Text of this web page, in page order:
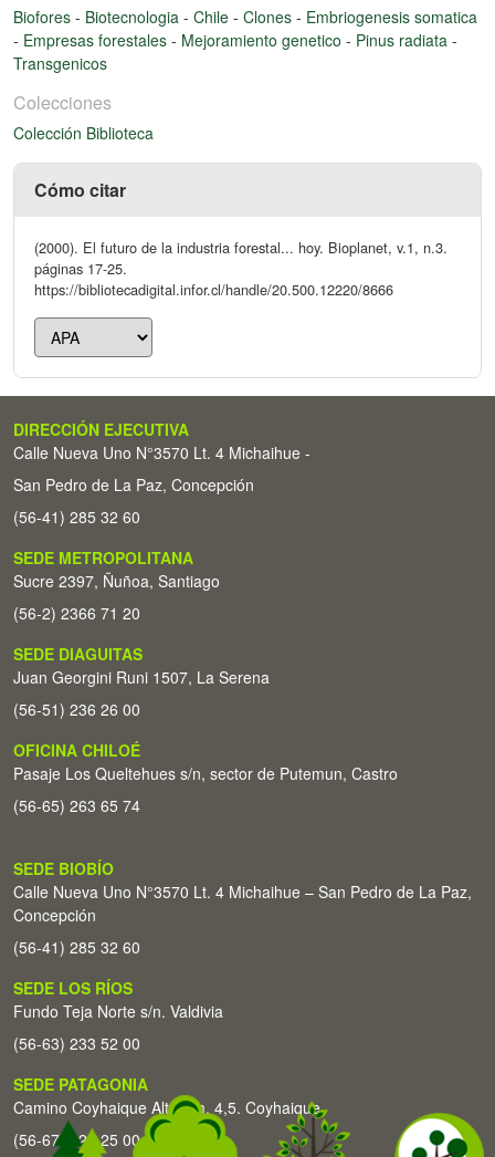
Biofores - Biotecnologia - Chile - Clones - Embriogenesis somatica
- Empresas forestales - Mejoramiento genetico - Pinus radiata -
Transgenicos
Colecciones
Colección Biblioteca
Cómo citar
(2000). El futuro de la industria forestal... hoy. Bioplanet, v.1, n.3.
páginas 17-25.
https://bibliotecadigital.infor.cl/handle/20.500.12220/8666
DIRECCIÓN EJECUTIVA
Calle Nueva Uno N°3570 Lt. 4 Michaihue -
San Pedro de La Paz, Concepción
(56-41) 285 32 60
SEDE METROPOLITANA
Sucre 2397, Ñuñoa, Santiago
(56-2) 2366 71 20
SEDE DIAGUITAS
Juan Georgini Runi 1507, La Serena
(56-51) 236 26 00
OFICINA CHILOÉ
Pasaje Los Queltehues s/n, sector de Putemun, Castro
(56-65) 263 65 74
SEDE BIOBÍO
Calle Nueva Uno N°3570 Lt. 4 Michaihue – San Pedro de La Paz,
Concepción
(56-41) 285 32 60
SEDE LOS RÍOS
Fundo Teja Norte s/n. Valdivia
(56-63) 233 52 00
SEDE PATAGONIA
Camino Coyhaique Alto Km. 4,5. Coyhaique
(56-67) 226 25 00